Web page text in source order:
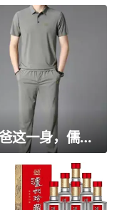
百元出头买一套！父亲节送爸爸这一身，儒雅有型还凉爽